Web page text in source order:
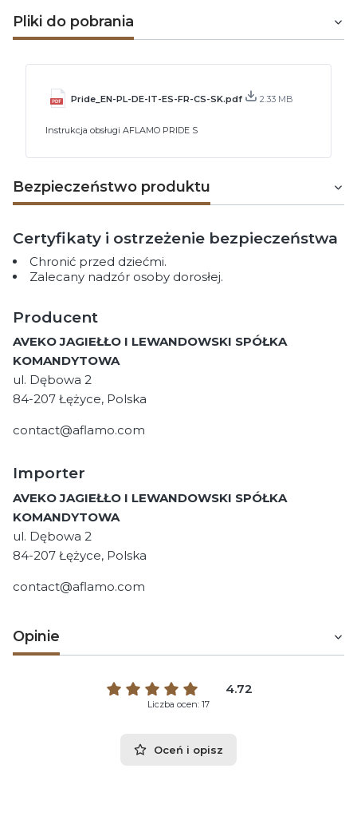
Pliki do pobrania
Pride_EN-PL-DE-IT-ES-FR-CS-SK.pdf 2.33 MB
Instrukcja obsługi AFLAMO PRIDE S
Bezpieczeństwo produktu
Certyfikaty i ostrzeżenie bezpieczeństwa
Chronić przed dziećmi.
Zalecany nadzór osoby dorosłej.
Producent
AVEKO JAGIEŁŁO I LEWANDOWSKI SPÓŁKA
KOMANDYTOWA
ul. Dębowa 2
84-207 Łężyce, Polska
contact@aflamo.com
Importer
AVEKO JAGIEŁŁO I LEWANDOWSKI SPÓŁKA
KOMANDYTOWA
ul. Dębowa 2
84-207 Łężyce, Polska
contact@aflamo.com
Opinie
4.72
Liczba ocen: 17
Oceń i opisz